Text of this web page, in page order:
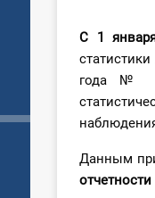
С 1
года №
Данным